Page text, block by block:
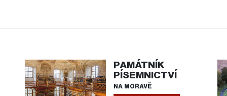
PAMÁTNÍK
PÍSEMNICTVÍ
NA MORAVĚ